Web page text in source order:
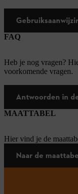
FAQ
Heb je nog vragen?
voorkomende vragen.
Antwoorden in
MAATTABEL
Hier vind je de
Naar de maattabel